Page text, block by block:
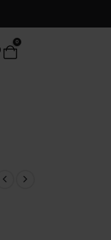
0